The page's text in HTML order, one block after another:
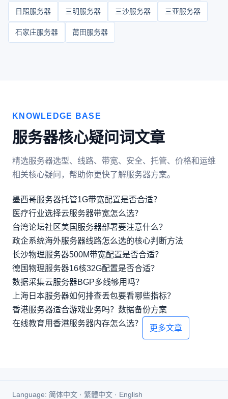
日照服务器 三明服务器 三沙服务器 三亚服务器
石家庄服务器 莆田服务器
KNOWLEDGE BASE
服务器核心疑问词文章
精选服务器选型、线路、带宽、安全、托管、价格和运维
相关核心疑问，帮助你更快了解服务器方案。
墨西哥服务器托管1G带宽配置是否合适？
医疗行业选择云服务器带宽怎么选？
台湾论坛社区美国服务器部署要注意什么？
政企系统海外服务器线路怎么选的核心判断方法
长沙物理服务器500M带宽配置是否合适？
德国物理服务器16核32G配置是否合适？
数据采集云服务器BGP多线够用吗？
上海日本服务器如何排查丢包要看哪些指标？
香港服务器适合游戏业务吗？数据备份方案
在线教育用香港服务器内存怎么选？
更多文章
Language: 简体中文 · 繁體中文 · English